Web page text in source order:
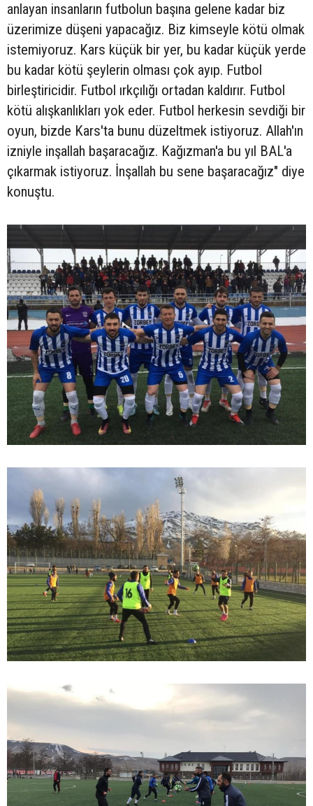
anlayan insanların futbolun başına gelene kadar biz
üzerimize düşeni yapacağız. Biz kimseyle kötü olmak
istemiyoruz. Kars küçük bir yer, bu kadar küçük yerde
bu kadar kötü şeylerin olması çok ayıp. Futbol
birleştiricidir. Futbol ırkçılığı ortadan kaldırır. Futbol
kötü alışkanlıkları yok eder. Futbol herkesin sevdiği bir
oyun, bizde Kars'ta bunu düzeltmek istiyoruz. Allah'ın
izniyle inşallah başaracağız. Kağızman'a bu yıl BAL'a
çıkarmak istiyoruz. İnşallah bu sene başaracağız" diye
konuştu.